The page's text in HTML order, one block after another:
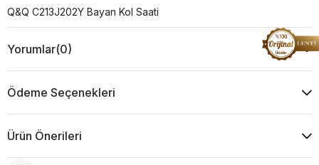
Q&Q C213J202Y Bayan Kol Saati
Yorumlar(0)
Ödeme Seçenekleri
Ürün Önerileri